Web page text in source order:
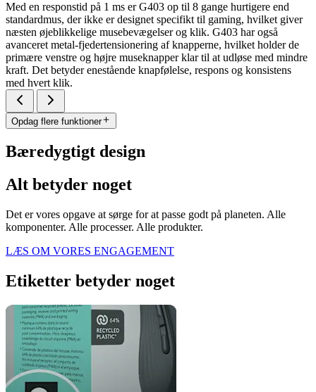
Med en responstid på 1 ms er G403 op til 8 gange hurtigere end
standardmus, der ikke er designet specifikt til gaming, hvilket giver
næsten øjeblikkelige musebevægelser og klik. G403 har også
avanceret metal-fjedertensionering af knapperne, hvilket holder de
primære venstre og højre museknapper klar til at udløse med mindre
kraft. Det betyder enestående knapfølelse, respons og konsistens
med hvert klik.
Opdag flere funktioner
Bæredygtigt design
Alt betyder noget
Det er vores opgave at sørge for at passe godt på planeten. Alle
komponenter. Alle processer. Alle produkter.
LÆS OM VORES ENGAGEMENT
Etiketter betyder noget